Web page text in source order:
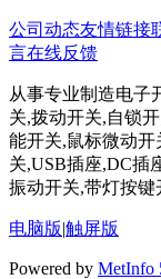
公司动态友情链接
言在线反馈
从事专业制造电子
关,拨动开关,自锁
能开关,鼠标微动
关,USB插座,DC插
振动开关,带灯按
电脑版|触屏版
Powered by MetInfo